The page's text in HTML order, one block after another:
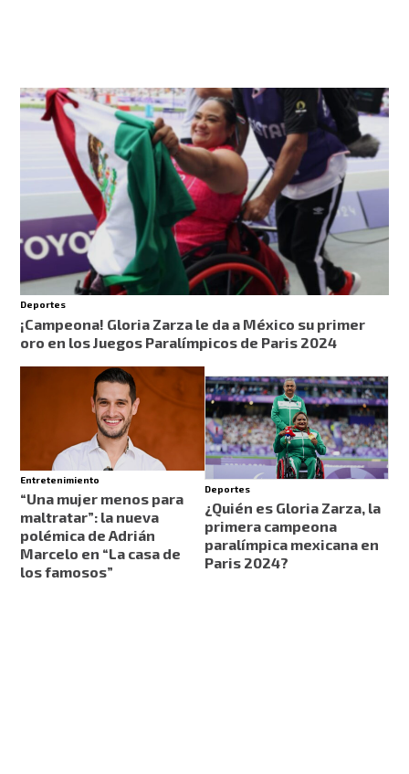
Deportes
¡Campeona! Gloria Zarza le da a México su primer
oro en los Juegos Paralímpicos de Paris 2024
Entretenimiento
“Una mujer menos para
maltratar”: la nueva
polémica de Adrián
Marcelo en “La casa de
los famosos”
Deportes
¿Quién es Gloria Zarza, la
primera campeona
paralímpica mexicana en
Paris 2024?